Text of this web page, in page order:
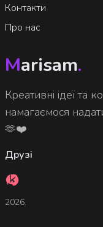
Marisam.
Креативні ідеї та
намагаємося
🫶❤️
Друзі
2026.
Контакти
Про нас